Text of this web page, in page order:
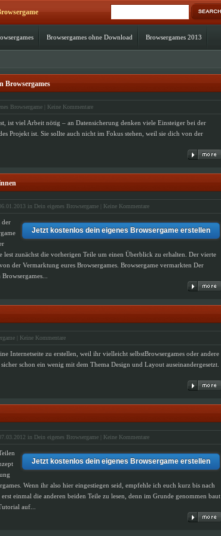
Browsergames ohne Download Browsergames 2013
Browsergames
Browsergame Keine Kommentare
ist viel Arbeit nötig – an Datensicherung denken viele Einsteiger bei der
Projekt ist. Sie sollte auch nicht im Fokus stehen, weil sie dich von der
in Dein eigenes Browsergame Keine Kommentare
Jetzt kostenlos dein eigenes Browsergame erstellen
der
lest zunächst die vorherigen Teile um einen Überblick zu erhalten. Der vierte
der Vermarktung eures Browsergames. Browsergame vermarkten Der
Keine Kommentare
Internetseite zu erstellen, weil ihr vielleicht selbstBrowsergames oder andere
schon ein wenig mit dem Thema Design und Layout auseinandergesetzt.
in Dein eigenes Browsergame Keine Kommentare
Jetzt kostenlos dein eigenes Browsergame erstellen
Wenn ihr also hier eingestiegen seid, empfehle ich euch kurz bis nach
einmal die anderen beiden Teile zu lesen, denn im Grunde genommen baut
auf...